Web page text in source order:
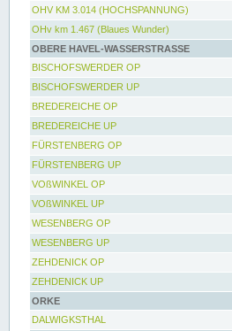
OHV KM 3.014 (HOCHSPANNUNG)
OHv km 1.467 (Blaues Wunder)
OBERE HAVEL-WASSERSTRASSE
BISCHOFSWERDER OP
BISCHOFSWERDER UP
BREDEREICHE OP
BREDEREICHE UP
FÜRSTENBERG OP
FÜRSTENBERG UP
VOßWINKEL OP
VOßWINKEL UP
WESENBERG OP
WESENBERG UP
ZEHDENICK OP
ZEHDENICK UP
ORKE
DALWIGKSTHAL